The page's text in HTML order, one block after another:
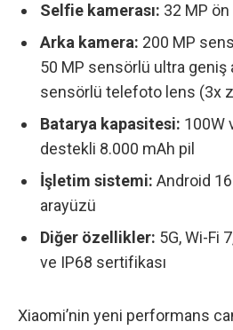
Selfie kamerası: 32 MP
Arka kamera: 200 MP
50 MP sensörlü ultra geniş
sensörlü telefoto lens (3x
Batarya kapasitesi: 100W
destekli 8.000 mAh pil
İşletim sistemi: Android
arayüzü
Diğer özellikler: 5G, Wi-Fi
ve IP68 sertifikası
Xiaomi’nin yeni performans